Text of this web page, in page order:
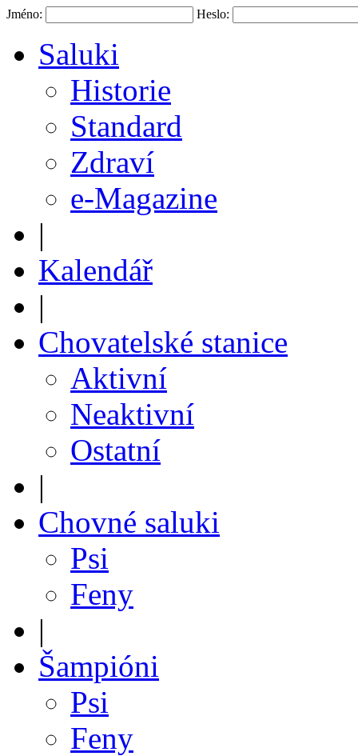
Jméno: Heslo:
Saluki
Historie
Standard
Zdraví
e-Magazine
|
Kalendář
|
Chovatelské stanice
Aktivní
Neaktivní
Ostatní
|
Chovné saluki
Psi
Feny
|
Šampióni
Psi
Feny